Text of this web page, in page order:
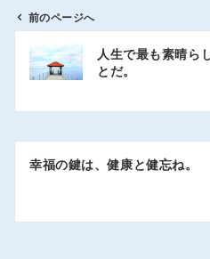
前のページへ
人生で最も素晴ら
とだ。
幸福の鍵は、健康と健忘ね。